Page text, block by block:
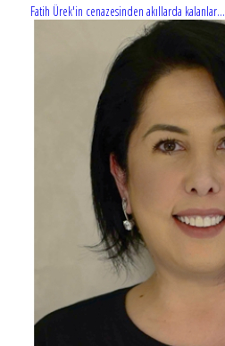
Fatih Ürek'in cenazesinden akıllarda kalanlar...